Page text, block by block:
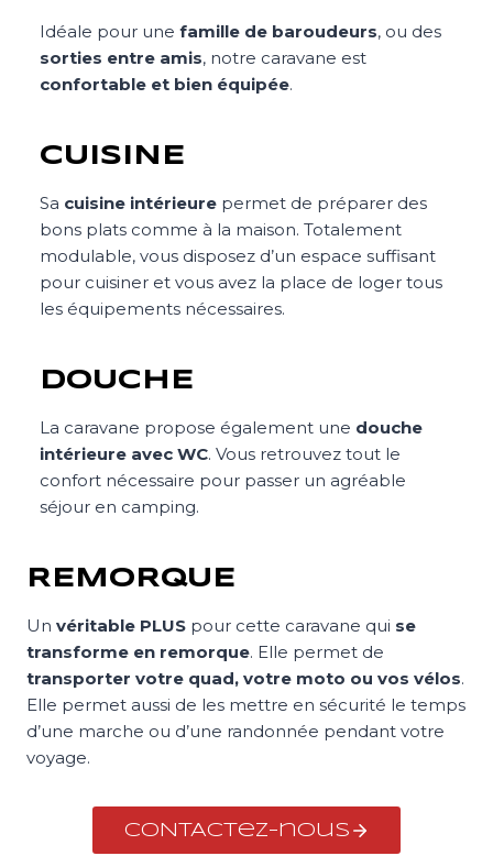
Idéale pour une famille de baroudeurs, ou des
sorties entre amis, notre caravane est
confortable et bien équipée.
CUISINE
Sa cuisine intérieurepermet de préparer des
bons plats comme à la maison. Totalement
modulable, vous disposez d’un espace suffisant
pour cuisiner et vous avez la place de loger tous
les équipements nécessaires.
DOUCHE
La caravane propose également une douche
intérieure avec WC. Vous retrouvez tout le
confort nécessaire pour passer un agréable
séjour en camping.
REMORQUE
Un véritable PLUS pour cette caravane qui se
transforme en remorque. Elle permet de
transporter votre quad, votre moto ou vos vélos.
Elle permet aussi de les mettre en sécurité le temps
d’une marche ou d’une randonnée pendant votre
voyage.
CONTACTez-nous